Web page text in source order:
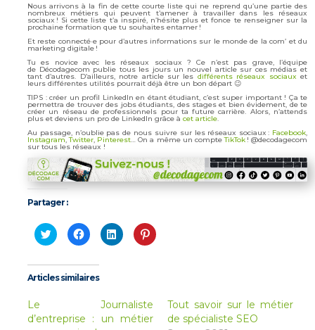
Nous arrivons à la fin de cette courte liste qui ne reprend qu’une partie des
nombreux métiers qui peuvent t’amener à travailler dans les réseaux
sociaux ! Si cette liste t’a inspiré, n’hésite plus et fonce te renseigner sur la
prochaine formation que tu souhaites entamer !
Et reste connecté·e pour d’autres informations sur le monde de la com’ et du
marketing digitale !
Tu es novice avec les réseaux sociaux ? Ce n’est pas grave, l’équipe
de Décodagecom publie tous les jours un nouvel article sur ces médias et
tant d’autres. D’ailleurs, notre article sur les différents réseaux sociaux et
leurs différentes utilités pourrait déjà être un bon départ 😉
TIPS : créer un profil LinkedIn en étant étudiant, c’est super important ! Ça te
permettra de trouver des jobs étudiants, des stages et bien évidement, de te
créer un réseau de professionnels pour ta future carrière. Alors, n’attends
plus et deviens un pro de LinkedIn grâce à cet article.
Au passage, n’oublie pas de nous suivre sur les réseaux sociaux : Facebook,
Instagram,Twitter, Pinterest… On a même un compteTikTok! @decodagecom
sur tous les réseaux !
Partager :
Cliquez
pour
partager
Twitter(ouvre
dans
une
Cliquez
pour
partager
Facebook(ouvre
dans
une
fenêtre)
Cliquez
pour
partager
fenêtre)
Cliquez
pour
fenêtre)
Articles similaires
Le Journaliste
d’entreprise : un métier
Tout savoir sur le métier
de spécialiste SEO